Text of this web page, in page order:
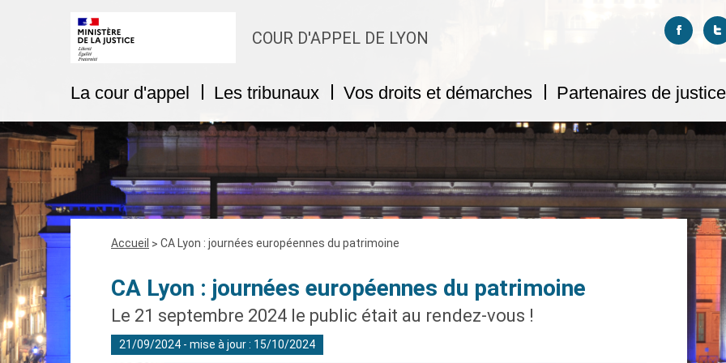
COUR D'APPEL DE LYON Suivez-
La cour d'appel Les tribunaux Vos droits et démarches Partenaires de justice
Fil
Accueil CA Lyon : journées européennes du patrimoine
CA Lyon : journées européennes du patrimoine
Le 21 septembre 2024 le public était au rendez-vous !
21/09/2024 - mise à jour : 15/10/2024